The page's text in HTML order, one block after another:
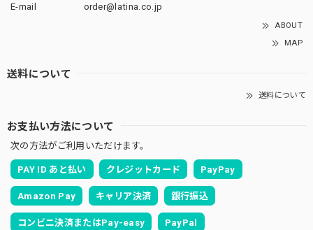
E-mail
order@latina.co.jp
ABOUT
MAP
送料について
送料について
お支払い方法について
次の方法がご利用いただけます。
PAY ID あと払い クレジットカード PayPay
Amazon Pay キャリア決済 銀行振込
コンビニ決済またはPay-easy PayPal